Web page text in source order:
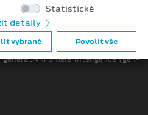
konečných zákazníků
webu je využíváno kombinace
generovaných snímků (CGI)
umělé inteligence (gen-
Statistické
detaily
vybrané Povolit vše